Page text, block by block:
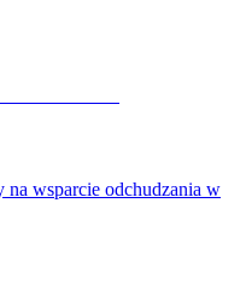
na wsparcie odchudzania w